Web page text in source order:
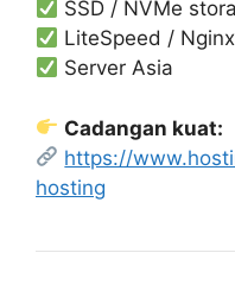
SSD / NVMe
LiteSpeed / Nginx
Server Asia
Cadangan kuat:
https://
hosting